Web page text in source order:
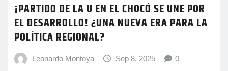
¡PARTIDO DE LA U EN EL CHOCÓ SE UNE POR
EL DESARROLLO! ¿UNA NUEVA ERA PARA LA
POLÍTICA REGIONAL?
Leonardo Montoya Sep 8, 2025 0